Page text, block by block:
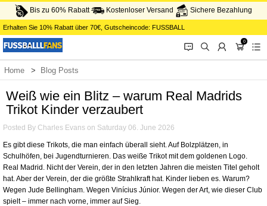
Bis zu 60% Rabatt Kostenloser Versand Sichere Bezahlung
Erhalten Sie 10% Rabatt über 70€ , Gutscheincode: FUSSBALL
󰂱 󰂨 󰃳
0
󰃦 󰃖
Home
Blog Posts
Weiß wie ein Blitz – warum Real Madrids
Trikot Kinder verzaubert
Posted By Charles Evans on Saturday 06. June 2026
Es gibt diese Trikots, die man einfach überall sieht. Auf Bolzplätzen, in
Schulhöfen, bei Jugendturnieren. Das weiße Trikot mit dem goldenen Logo.
Real Madrid. Nicht der Verein, der in den letzten Jahren die meisten Titel geholt
hat. Aber der Verein, der die größte Strahlkraft hat. Kinder lieben es. Warum?
Wegen Jude Bellingham. Wegen Vinícius Júnior. Wegen der Art, wie dieser Club
spielt – immer nach vorne, immer auf Sieg.